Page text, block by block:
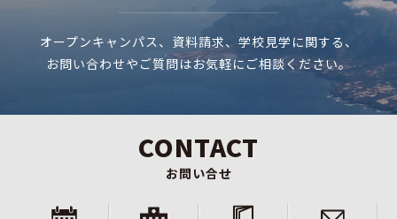
オープンキャンパス、資料請求、学校見学に関する、
お問い合わせやご質問はお気軽にご相談ください。
CONTACT
お問い合せ